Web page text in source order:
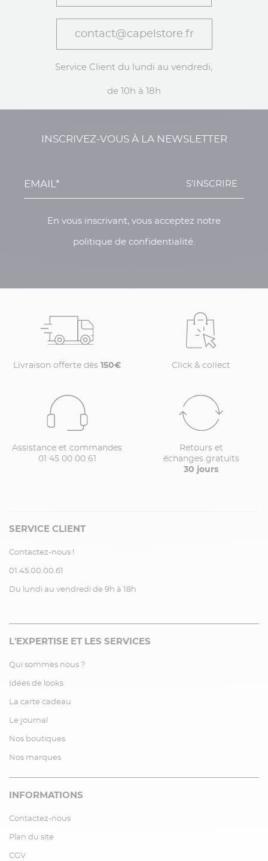
contact@capelstore.fr
Service Client du lundi au vendredi,
de 10h à 18h
INSCRIVEZ-VOUS À LA NEWSLETTER
S'INSCRIRE
En vous inscrivant, vous acceptez notre
politique de confidentialité.
Livraison offerte dès 150€ Click & collect
Assistance et commandes
01 45 00 00 61
Retours et
échanges gratuits
30 jours
SERVICE CLIENT
Contactez-nous !
01.45.00.00.61
Du lundi au vendredi de 9h à 18h
L'EXPERTISE ET LES SERVICES
Qui sommes nous ?
Idées de looks
La carte cadeau
Le journal
Nos boutiques
Nos marques
INFORMATIONS
Contactez-nous
Plan du site
CGV